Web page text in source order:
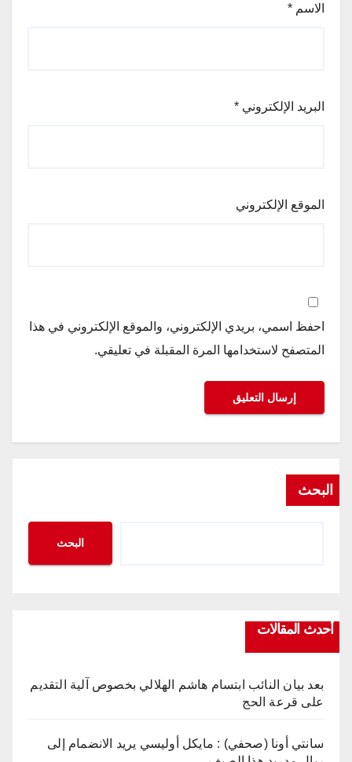
الاسم *
البريد الإلكتروني *
الموقع الإلكتروني
احفظ اسمي، بريدي الإلكتروني، والموقع الإلكتروني في هذا
المتصفح لاستخدامها المرة المقبلة في تعليقي.
البحث
البحث
أحدث المقالات
بعد بيان النائب ابتسام هاشم الهلالي بخصوص آلية التقديم
على قرعة الحج
سانتي أونا (صحفي) : مايكل أوليسي يريد الانضمام إلى